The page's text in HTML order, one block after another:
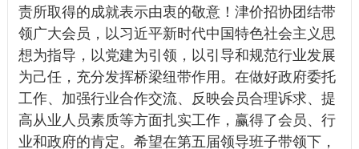
责所取得的成就表示由衷的敬意！津价招协团结带
领广大会员，以习近平新时代中国特色社会主义思
想为指导，以党建为引领，以引导和规范行业发展
为己任，充分发挥桥梁纽带作用。在做好政府委托
工作、加强行业合作交流、反映会员合理诉求、提
高从业人员素质等方面扎实工作，赢得了会员、行
业和政府的肯定。希望在第五届领导班子带领下，